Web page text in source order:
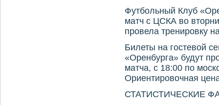
Футбольный Клуб
матч с ЦСКА во
провела тренировку
Билеты на гостевой
«Оренбурга» будут
матча, с 18:00 по
Ориентировочная
СТАТИСТИЧЕСКИЕ